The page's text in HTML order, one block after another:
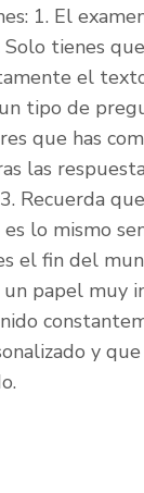
1. El
Solo tienes
el
tipo de
que has
las
Recuerda
lo mismo
el fin del
papel muy
y